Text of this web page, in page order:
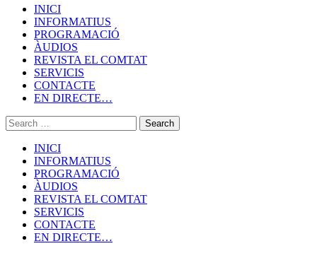
INICI
INFORMATIUS
PROGRAMACIÓ
ÀUDIOS
REVISTA EL COMTAT
SERVICIS
CONTACTE
EN DIRECTE…
INICI
INFORMATIUS
PROGRAMACIÓ
ÀUDIOS
REVISTA EL COMTAT
SERVICIS
CONTACTE
EN DIRECTE…